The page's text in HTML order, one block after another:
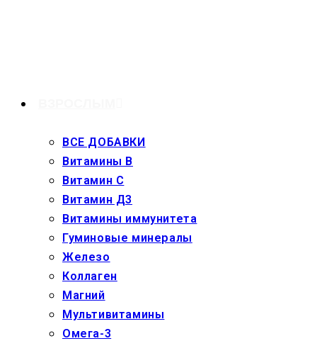
ВСЕ ДОБАВКИ
Витамины В
Витамин С
Витамин Д3
Витамины иммунитета
Гуминовые минералы
Железо
Коллаген
Магний
Мультивитамины
Омега-3